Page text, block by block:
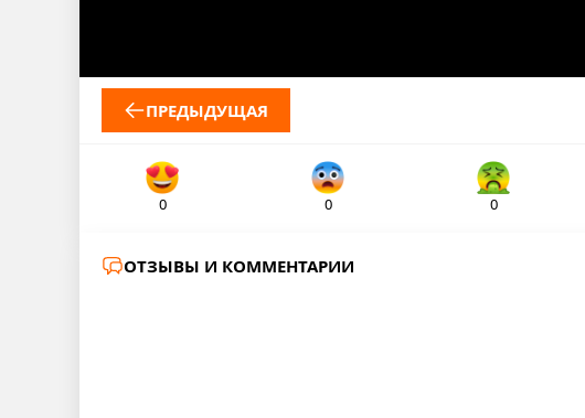
ПРЕДЫДУЩАЯ
0 0 0
ОТЗЫВЫ И КОММЕНТАРИИ